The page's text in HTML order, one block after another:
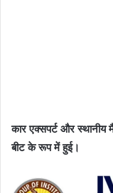
कार एक्सपर्ट और स्थानीय
बीट के रूप में हुई।